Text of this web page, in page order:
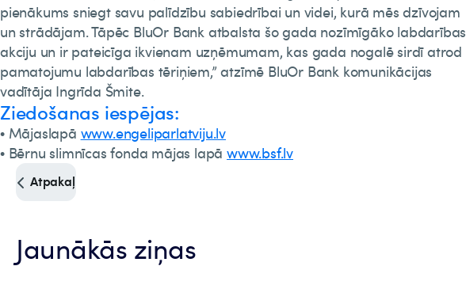
pienākums sniegt savu palīdzību sabiedrībai un videi, kurā mēs dzīvojam
un strādājam. Tāpēc BluOr Bank atbalsta šo gada nozīmīgāko labdarības
akciju un ir pateicīga ikvienam uzņēmumam, kas gada nogalē sirdī atrod
pamatojumu labdarības tēriņiem,” atzīmē BluOr Bank komunikācijas
vadītāja Ingrīda Šmite.
Ziedošanas iespējas:
• Mājaslapā www.engeliparlatviju.lv
• Bērnu slimnīcas fonda mājas lapāwww.bsf.lv
Atpakaļ
Jaunākās ziņas